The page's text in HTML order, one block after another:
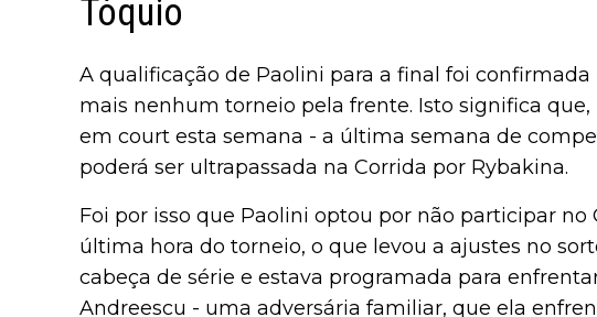
Tóquio
A qualificação de Paolini para a final foi
mais nenhum torneio pela frente. Isto significa
em court esta semana - a última semana de
poderá ser ultrapassada na Corrida por Rybakina.
Foi por isso que Paolini optou por não participar no
última hora do torneio, o que levou a ajustes no
cabeça de série e estava programada para
Andreescu - uma adversária familiar, que ela